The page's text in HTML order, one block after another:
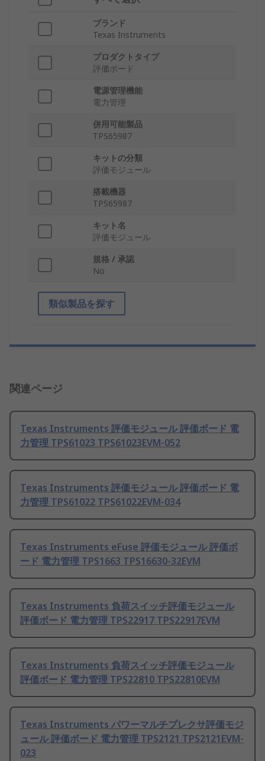
ブランド
Texas Instruments
プロダクトタイプ
評価ボード
電源管理機能
電力管理
併用可能製品
TPS65987
キットの分類
評価モジュール
搭載機器
TPS65987
キット名
評価モジュール
規格 / 承認
No
類似製品を探す
関連ページ
Texas Instruments 評価モジュール 評価ボード 電
力管理 TPS61023 TPS61023EVM-052
Texas Instruments 評価モジュール 評価ボード 電
力管理 TPS61022 TPS61022EVM-034
Texas Instruments eFuse 評価モジュール 評価ボ
ード 電力管理 TPS1663 TPS16630-32EVM
Texas Instruments 負荷スイッチ評価モジュール
評価ボード 電力管理 TPS22917 TPS22917EVM
Texas Instruments 負荷スイッチ評価モジュール
評価ボード 電力管理 TPS22810 TPS22810EVM
Texas Instruments パワーマルチプレクサ評価モジ
ュール 評価ボード 電力管理 TPS2121 TPS2121EVM-
023